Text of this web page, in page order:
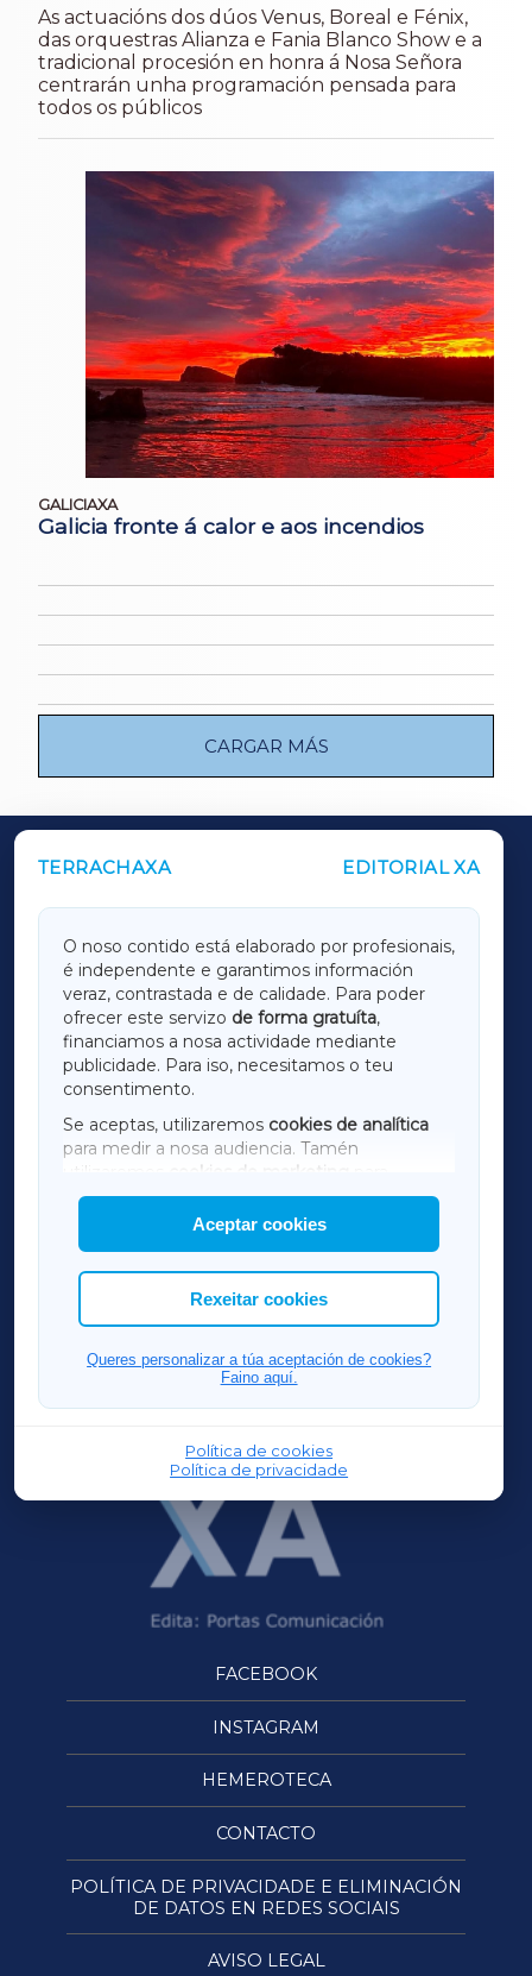
As actuacións dos dúos Venus, Boreal e Fénix,
das orquestras Alianza e Fania Blanco Show e a
tradicional procesión en honra á Nosa Señora
centrarán unha programación pensada para
todos os públicos
GALICIAXA
Galicia fronte á calor e aos incendios
CARGAR MÁS
TERRACHAXA EDITORIAL XA
O noso contido está elaborado por profesionais,
é independente e garantimos información
veraz, contrastada e de calidade. Para poder
ofrecer este servizo de forma gratuíta,
financiamos a nosa actividade mediante
publicidade. Para iso, necesitamos o teu
consentimento.
Se aceptas, utilizaremos cookies de analítica
para medir a nosa audiencia. Tamén
utilizaremos
cookies de marketing
mostrar publicidade de terceiros.
Así mesmo, podes personalizar a elección das
cookies que desexas permitir.
Aceptar cookies
Rexeitar cookies
Queres personalizar a túa aceptación de cookies?
Faino aquí.
Política de cookies
Política de privacidade
OUTROS PERIÓDICOS
LUGOXA
TERRACHAXA
AMARIÑAXA
RIBEIRASACRAXA
ACORUÑAXA
FERROLXA
OURENSEXA
FACEBOOK
INSTAGRAM
HEMEROTECA
CONTACTO
POLÍTICA DE PRIVACIDADE E ELIMINACIÓN
DE DATOS EN REDES SOCIAIS
AVISO LEGAL